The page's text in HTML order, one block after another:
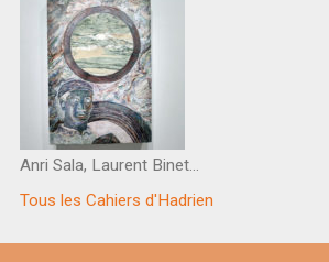
Anri Sala, Laurent Binet…
Tous les Cahiers d'Hadrien